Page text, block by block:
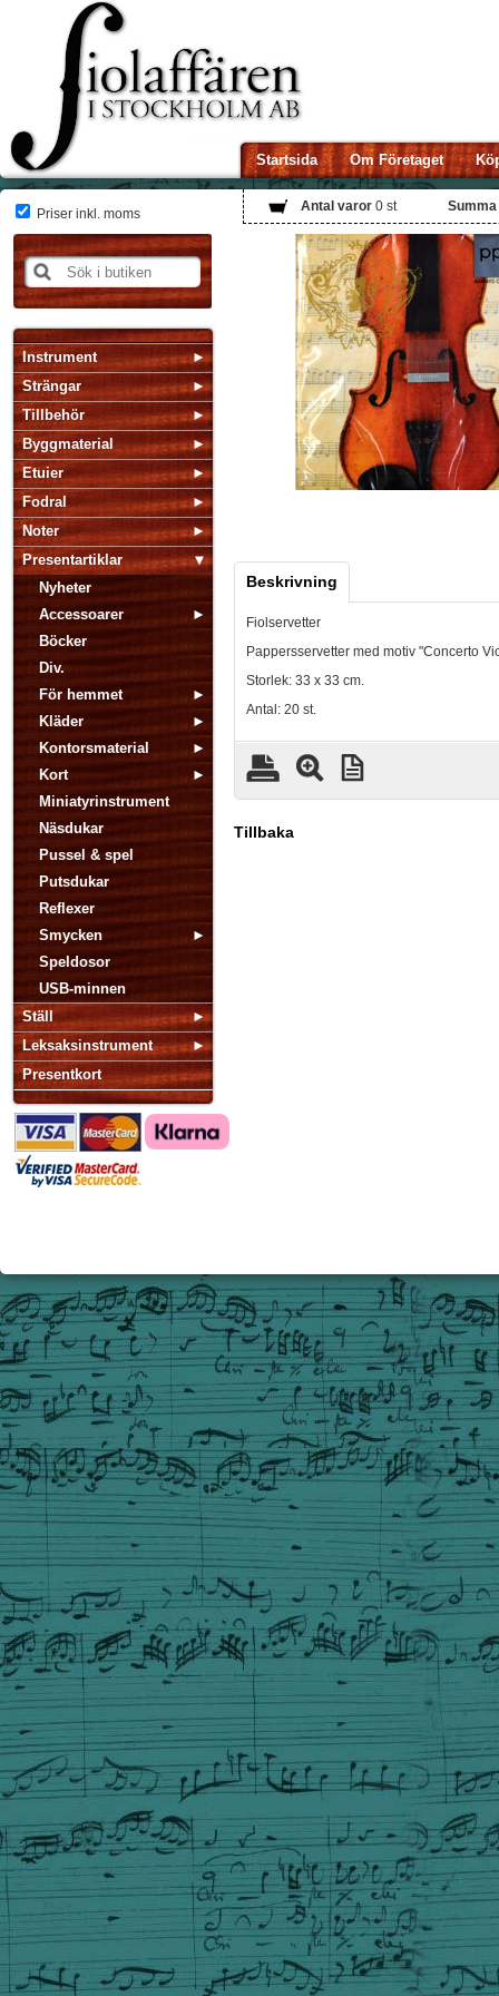
Startsida Om Företaget
Antal varor 0 st Summa
Priser inkl. moms
Instrument
Strängar
Tillbehör
Byggmaterial
Etuier
Fodral
Noter
Presentartiklar
Nyheter
Accessoarer
Böcker
Div.
För hemmet
Kläder
Kontorsmaterial
Kort
Miniatyrinstrument
Näsdukar
Pussel & spel
Putsdukar
Reflexer
Smycken
Speldosor
USB-minnen
Ställ
Leksaksinstrument
Presentkort
Beskrivning
Fiolservetter
Pappersservetter med motiv "Concerto
Storlek: 33 x 33 cm.
Antal: 20 st.
Tillbaka